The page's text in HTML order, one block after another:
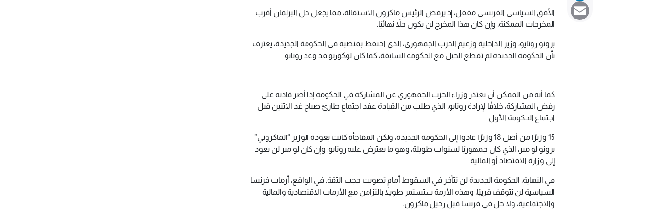
Email
الأفق السياسي الفرنسي مقفل، إذ يرفض الرئيس ماكرون الاستقالة، مما يجعل حل البرلمان أقرب
المخرجات الممكنة، وإن كان هذا المخرج لن يكون حلاً نهائيًا.
برونو روتايو، وزير الداخلية وزعيم الحزب الجمهوري، الذي احتفظ بمنصبه في الحكومة الجديدة، يعترف
بأن الحكومة الجديدة لم تقطع الحبل مع الحكومة السابقة، كما كان لوكورنو قد وعد روتايو.
كما أنه من الممكن أن يعتذر وزراء الحزب الجمهوري عن المشاركة في الحكومة إذا أصر قادته على
رفض المشاركة، خلافًا لإرادة روتايو، الذي طلب من القيادة عقد اجتماع طارئ صباح غد الاثنين قبل
اجتماع الحكومة الأول.
15 وزيرًا من أصل 18 وزيرًا عادوا إلى الحكومة الجديدة، ولكن المفاجأة كانت بعودة الوزير “الماكروني”
برونو لو مير، الذي كان جمهوريًا لسنوات طويلة، وهو ما يعترض عليه روتايو، وإن كان لو مير لن يعود
إلى وزارة الاقتصاد أو المالية.
في النهاية، الحكومة الجديدة لن تتأخر في السقوط أمام تصويت حجب الثقة. في الواقع، أزمات فرنسا
السياسية لن تتوقف قريبًا، وهذه الأزمة ستستمر طويلاً بالتزامن مع الأزمات الاقتصادية والمالية
والاجتماعية، ولا حل في فرنسا قبل رحيل ماكرون.